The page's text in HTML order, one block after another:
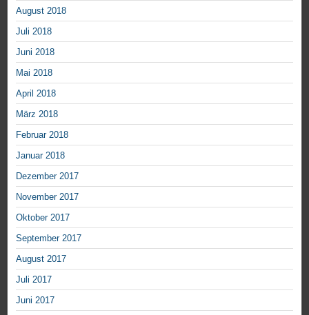
August 2018
Juli 2018
Juni 2018
Mai 2018
April 2018
März 2018
Februar 2018
Januar 2018
Dezember 2017
November 2017
Oktober 2017
September 2017
August 2017
Juli 2017
Juni 2017